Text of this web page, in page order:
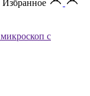
Избранное
с